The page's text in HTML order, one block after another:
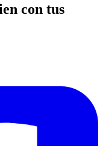
con tus